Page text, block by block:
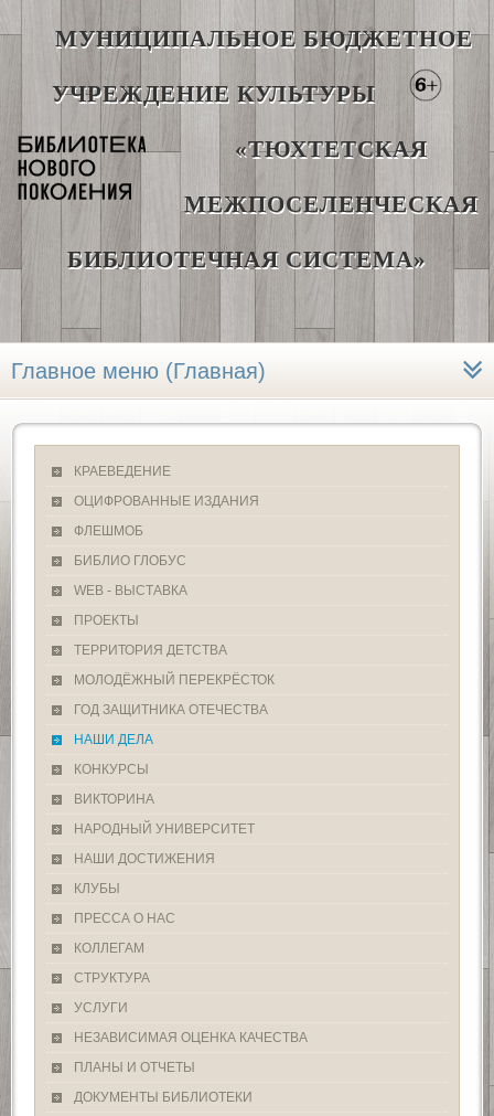
МУНИЦИПАЛЬНОЕ БЮДЖЕТНОЕ
УЧРЕЖДЕНИЕ КУЛЬТУРЫ
«ТЮХТЕТСКАЯ
МЕЖПОСЕЛЕНЧЕСКАЯ
БИБЛИОТЕЧНАЯ СИСТЕМА»
Главное меню (Главная)
КРАЕВЕДЕНИЕ
ОЦИФРОВАННЫЕ ИЗДАНИЯ
ФЛЕШМОБ
БИБЛИО ГЛОБУС
WEB - ВЫСТАВКА
ПРОЕКТЫ
ТЕРРИТОРИЯ ДЕТСТВА
МОЛОДЁЖНЫЙ ПЕРЕКРЁСТОК
ГОД ЗАЩИТНИКА ОТЕЧЕСТВА
НАШИ ДЕЛА
КОНКУРСЫ
ВИКТОРИНА
НАРОДНЫЙ УНИВЕРСИТЕТ
НАШИ ДОСТИЖЕНИЯ
КЛУБЫ
ПРЕССА О НАС
КОЛЛЕГАМ
СТРУКТУРА
УСЛУГИ
НЕЗАВИСИМАЯ ОЦЕНКА КАЧЕСТВА
ПЛАНЫ И ОТЧЕТЫ
ДОКУМЕНТЫ БИБЛИОТЕКИ